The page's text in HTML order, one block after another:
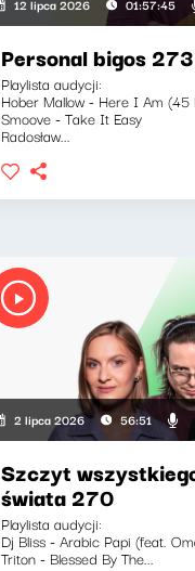
12 lipca 2026 01:57:45
Personal bigos 273
Playlista audycji:
Hober Mallow - Here I Am (45
Smoove - Take It Easy
Radosław...
2 lipca 2026 56:51
Szczyt
świata 270
Playlista audycji:
Dj Bliss - Arabic Papi (feat.
Triton - Blessed By The...